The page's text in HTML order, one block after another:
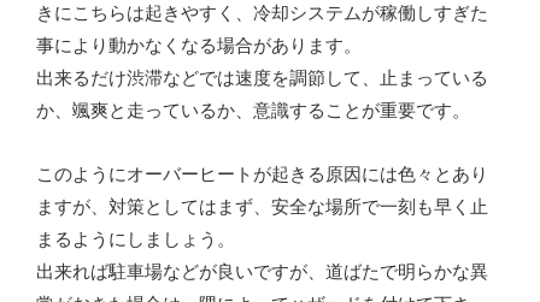
きにこちらは起きやすく、冷却システムが稼働しすぎた
事により動かなくなる場合があります。
出来るだけ渋滞などでは速度を調節して、止まっている
か、颯爽と走っているか、意識することが重要です。
このようにオーバーヒートが起きる原因には色々とあり
ますが、対策としてはまず、安全な場所で一刻も早く止
まるようにしましょう。
出来れば駐車場などが良いですが、道ばたで明らかな異